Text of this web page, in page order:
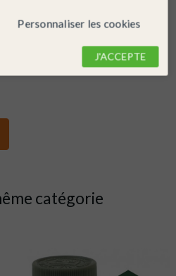
catégorie
Personnaliser les cookies
J'ACCEPTE